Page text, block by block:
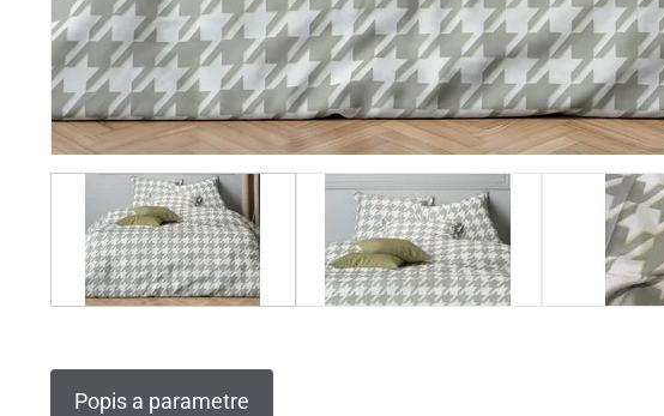
Popis a parametre